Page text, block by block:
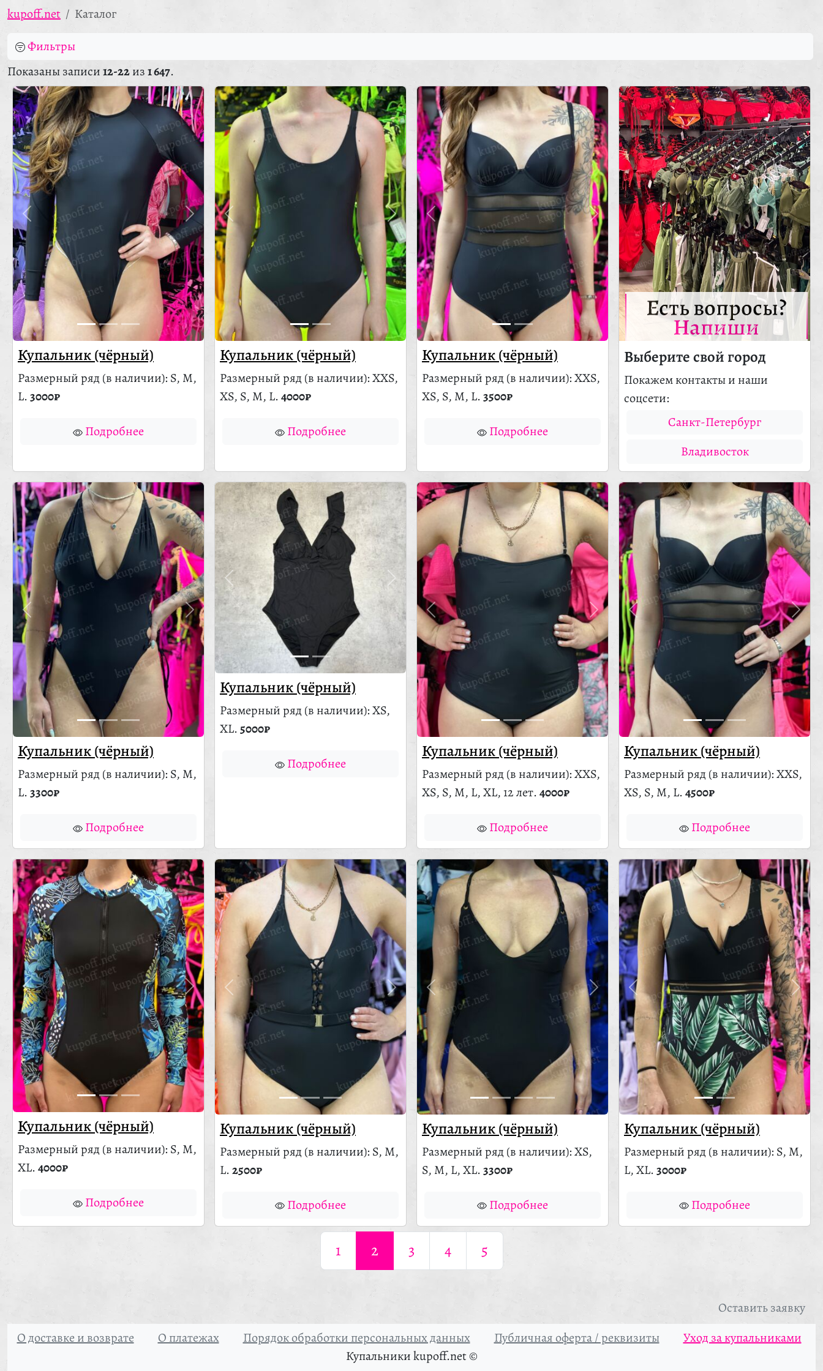
kupoff.net
Каталог
Фильтры
Показаны записи12-22из1 647.
Есть вопросы?
Напиши
Выберите свой город
Покажем контакты и наши
соцсети:
Санкт-Петербург
Владивосток
Купальник (чёрный)
Размерный ряд (в наличии): S, M,
L.3000₽
Подробнее
Купальник (чёрный)
Размерный ряд (в наличии): XXS,
XS, S, M, L.4000₽
Подробнее
Купальник (чёрный)
Размерный ряд (в наличии): XXS,
XS, S, M, L.3500₽
Подробнее
Купальник (чёрный)
Размерный ряд (в наличии): S, M,
L.3300₽
Подробнее
Купальник (чёрный)
Размерный ряд (в наличии): XS,
XL.5000₽
Подробнее
Купальник (чёрный)
Размерный ряд (в наличии): XXS,
XS, S, M, L, XL, 12 лет.4000₽
Подробнее
Купальник (чёрный)
Размерный ряд (в наличии): XXS,
XS, S, M, L.4500₽
Подробнее
Купальник (чёрный)
Размерный ряд (в наличии): S, M,
XL.4000₽
Подробнее
Купальник (чёрный)
Размерный ряд (в наличии): S, M,
L.2500₽
Подробнее
Купальник (чёрный)
Размерный ряд (в наличии): XS,
S, M, L, XL.3300₽
Подробнее
Купальник (чёрный)
Размерный ряд (в наличии): S, M,
L, XL.3000₽
Подробнее
1 2 3 4 5
Оставить заявку
О доставке и возврате
О платежах Порядок обработки персональных данных Публичная оферта / реквизиты
Уход за купальниками
Купальники kupoff.net ©